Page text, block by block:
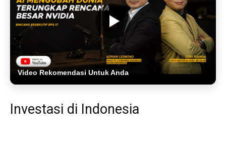
Video Rekomendasi Untuk Anda
Investasi di Indonesia